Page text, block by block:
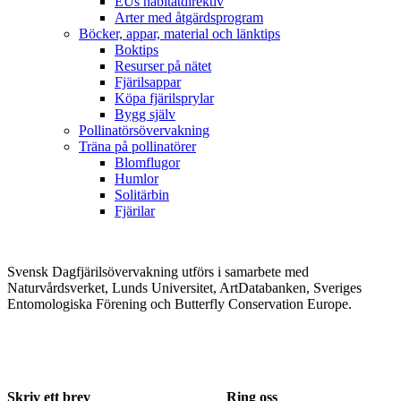
Arter med åtgärdsprogram
Böcker, appar, material och länktips
Boktips
Resurser på nätet
Fjärilsappar
Köpa fjärilsprylar
Bygg själv
Pollinatörsövervakning
Träna på pollinatörer
Blomflugor
Humlor
Solitärbin
Fjärilar
Svensk Dagfjärilsövervakning utförs i samarbete med
Naturvårdsverket, Lunds Universitet, ArtDatabanken, Sveriges
Entomologiska Förening och Butterfly Conservation Europe.
Skriv ett brev Ring oss